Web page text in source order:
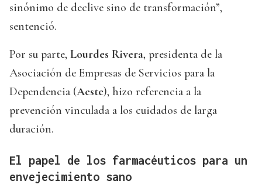
sinónimo de declive sino de transformación”,
sentenció.
Por su parte, Lourdes Rivera, presidenta de la
Asociación de Empresas de Servicios para la
Dependencia (Aeste), hizo referencia a la
prevención vinculada a los cuidados de larga
duración.
El papel de los farmacéuticos para un
envejecimiento sano